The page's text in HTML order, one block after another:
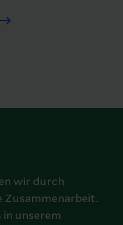
wir durch
Zusammenarbeit.
in unserem